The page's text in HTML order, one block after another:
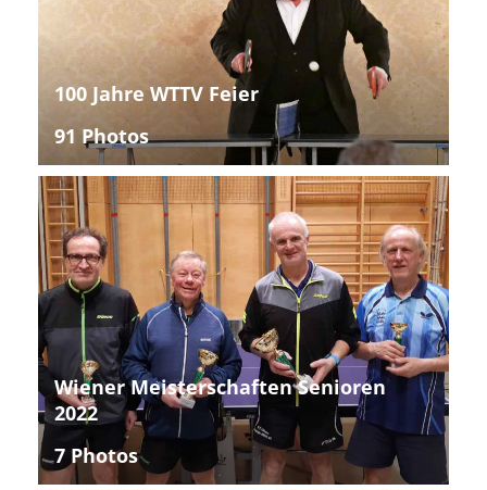
100 Jahre WTTV Feier
91 Photos
Wiener Meisterschaften Senioren
2022
7 Photos